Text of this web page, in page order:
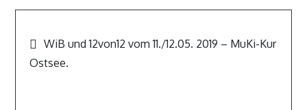
WiB und 12von12 vom 11./12.05. 2019 – MuKi-Kur
Ostsee.